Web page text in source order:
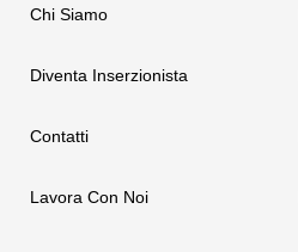
Chi Siamo
Diventa Inserzionista
Contatti
Lavora Con Noi